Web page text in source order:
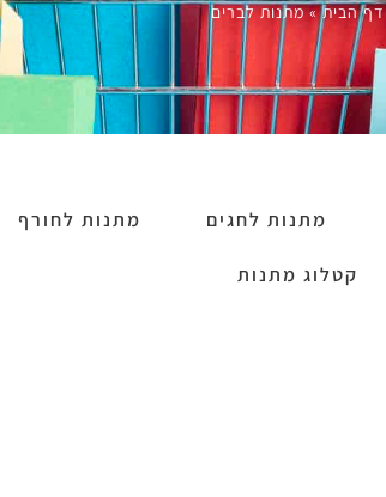
דף הבית»מתנות לברים
מתנות לחגים מתנות לחורף
קטלוג מתנות